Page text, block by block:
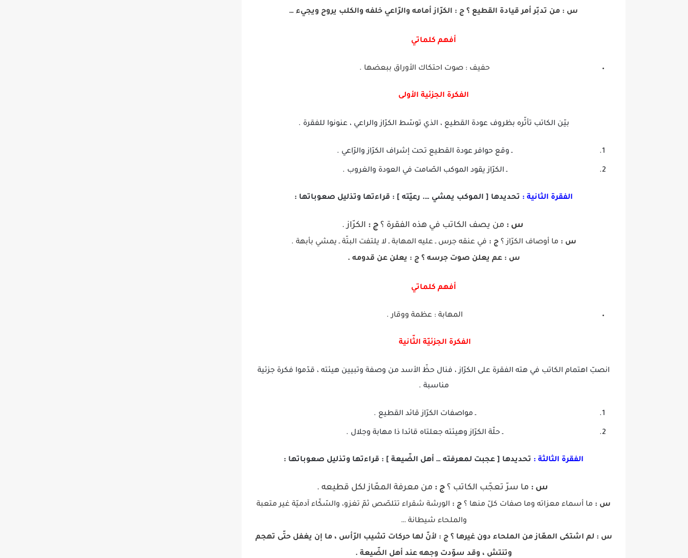
س : من تدبّر أمر قيادة القطيع ؟ ج : الكرّاز أمامه والرّاعي خلفه والكلب يروح ويجيء …
أفهم كلماتي
حفيف : صوت احتكاك الأوراق ببعضها .
الفكرة الجزئية الأولى
بيّن الكاتب تأثّره بظروف عودة القطيع ، الذي توسّط الكرّاز والراعي ، عنونوا للفقرة .
ـ وقع حوافر عودة القطيع تحت إشراف الكرّاز والرّاعي .
ـ الكرّاز يقود الموكب الصّامت في العودة والغروب .
الفقرة الثانية : تحديدها [ الموكب يمشي …. رعيّته ] : قراءتها وتذليل صعوباتها :
س : من يصف الكاتب في هذه الفقرة ؟ ج : الكرّاز .
س : ما أوصاف الكرّاز ؟ج : في عنقه جرس ـ عليه المهابة ـ لا يلتفت البتّة ـ يمشي بأبهة .
س : عم يعلن صوت جرسه ؟ج : يعلن عن قدومه .
أفهم كلماتي
المهابة : عظمة ووقار .
الفكرة الجزئيّة الثّانية
انصبّ اهتمام الكاتب في هته الفقرة على الكرّاز ، فنال حظّ الأسد من وصفة وتبيين هيئته ، قدّموا فكرة جزئية
مناسبة .
ـ مواصفات الكرّاز قائد القطيع .
ـ حلّة الكرّاز وهيئته جعلتاه قائدا ذا مهابة وجلال .
الفقرة الثالثة : تحديدها [ عجبت لمعرفته … أهل الضّيعة ] : قراءتها وتذليل صعوباتها :
س : ما سرّ تعجّب الكاتب ؟ ج : من معرفة المعّاز لكل قطيعه .
س : ما أسماء معزاته وما صفات كلّ منها ؟ ج : الورشة شقراء تتلصّص ثمّ تغزو، والسّكّاء آدميّة غير متعبة
والملحاء شيطانة …
س : لم اشتكى المعّاز من الملحاء دون غيرها ؟ج : لأنّ لها حركات تشيب الرّأس ، ما إن يغفل حتّى تهجم
وتنتش ، وقد سوّدت وجهه عند أهل الضّيعة .